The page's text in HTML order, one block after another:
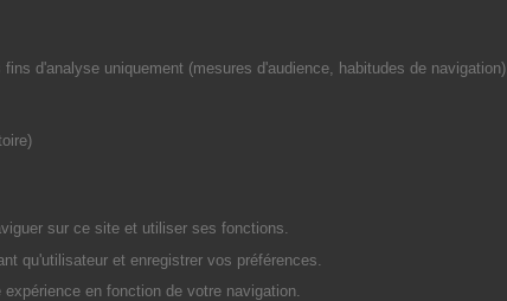
d'analyse uniquement (mesures d'audience, habitudes de navigation).
sur ce site et utiliser ses fonctions.
qu'utilisateur et enregistrer vos préférences.
en fonction de votre navigation.